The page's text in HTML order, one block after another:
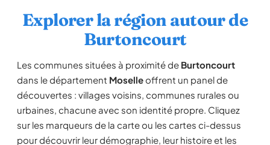
Explorer la région autour de
Burtoncourt
Les communes situées à proximité de Burtoncourt
dans le département Moselleoffrent un panel de
découvertes : villages voisins, communes rurales ou
urbaines, chacune avec son identité propre. Cliquez
sur les marqueurs de la carte ou les cartes ci-dessus
pour découvrir leur démographie, leur histoire et les